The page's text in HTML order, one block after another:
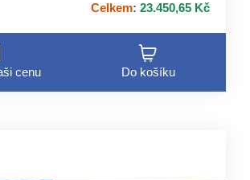
Celkem: 23.450,65 Kč
cenu Do košíku